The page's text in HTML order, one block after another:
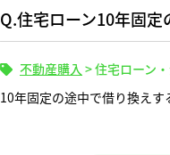
Q.住宅ローン10年固
不動産購入 >住宅ローン
10年固定の途中で借り換えす